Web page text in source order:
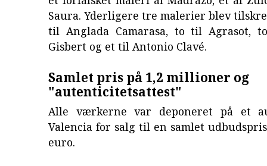
Saura. Yderligere tre malerier blev
til Anglada Camarasa, to til Agrasot,
Gisbert og et til Antonio Clavé.
Samlet pris på 1,2 millioner og
"autenticitetsattest"
Alle værkerne var deponeret på et
Valencia for salg til en samlet udbudspris
euro.